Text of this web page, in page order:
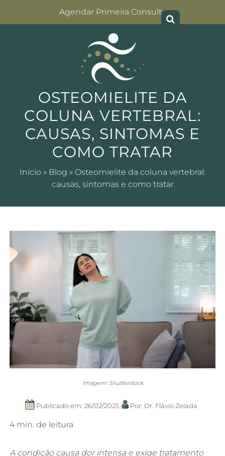
Agendar Primeira Consulta
OSTEOMIELITE DA
COLUNA VERTEBRAL:
CAUSAS, SINTOMAS E
COMO TRATAR
Início » Blog » Osteomielite da coluna vertebral:
causas, sintomas e como tratar
Imagem: Shutterstock
Publicado em: 26/02/2025 Por: Dr. Flávio Zelada
4 min. de leitura
A condição causa dor intensa e exige tratamento